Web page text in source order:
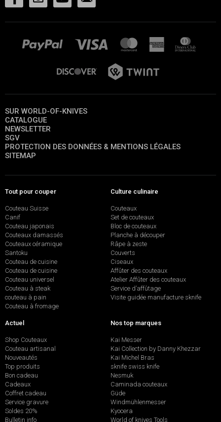
SUR WORLD-OF-KNIVES
CATALOGUE
NEWSLETTER
SGV
PROTECTION DES DONNÉES & MENTIONS LÉGALES
SITEMAP
Tout pour couper
Couteau Suisse
Canif
Couteau japonais
Couteaux damassés
Couteaux céramique
Santoku
Couteau de cuisine
Couteau de cuisine
Couteau universel
Couteau à steak
couteau à pain
Couteau à fromage
Culture culinaire
Couteaux
Set de couteaux
Bloc de couteaux
Planche à découper
Râpe à zeste
Couverts
Ciseaux
Affûter des couteaux
Atelier Affûter des couteaux
Service d’affûtage
Visite guidée manufacture sknife
Actuel
Shop Couteaux
Couteau artisanal
Nouveautés
Top produits
Bon cadeau
Cadeaux
Coffret cadeau
Service gravure
Soldes 20%
Bulletin info
Nos top marques
Kai Messer
Kai Collection by Danny Khezzar
Kai Michel Bras
sknife swiss knife
Nesmuk
Caminada couteaux
Güde
Windmühlenmesser
Kyocera
World of knives Tools